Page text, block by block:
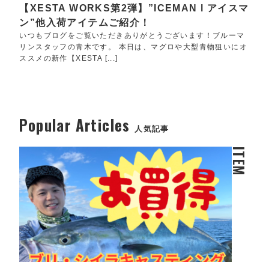
【XESTA WORKS第2弾】”ICEMAN l アイスマ
ン”他入荷アイテムご紹介！
いつもブログをご覧いただきありがとうございます！ブルーマ
リンスタッフの青木です。 本日は、マグロや大型青物狙いにオ
ススメの新作【XESTA [...]
Popular Articles 人気記事
ITEM